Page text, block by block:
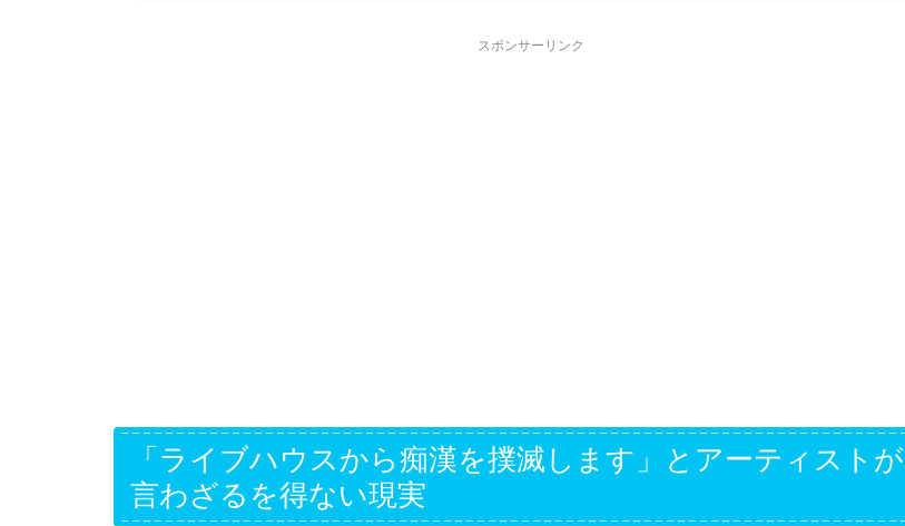
スポンサーリンク
「ライブハウスから痴漢を撲滅します」とアーティストが
言わざるを得ない現実